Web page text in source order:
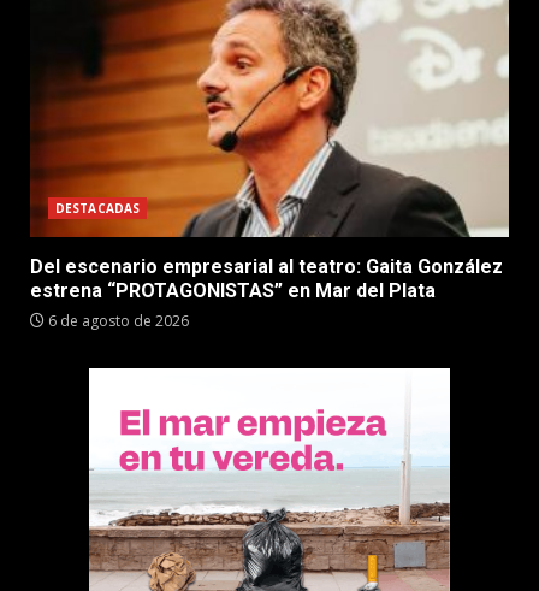
DESTACADAS
Del escenario empresarial al teatro: Gaita González
estrena “PROTAGONISTAS” en Mar del Plata
6 de agosto de 2026